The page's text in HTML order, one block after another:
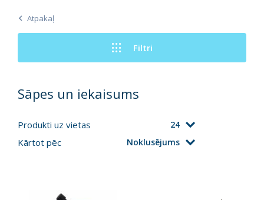
Atpakaļ
Filtri
Sāpes un iekaisums
Produkti uz vietas 24
Kārtot pēc Noklusējums